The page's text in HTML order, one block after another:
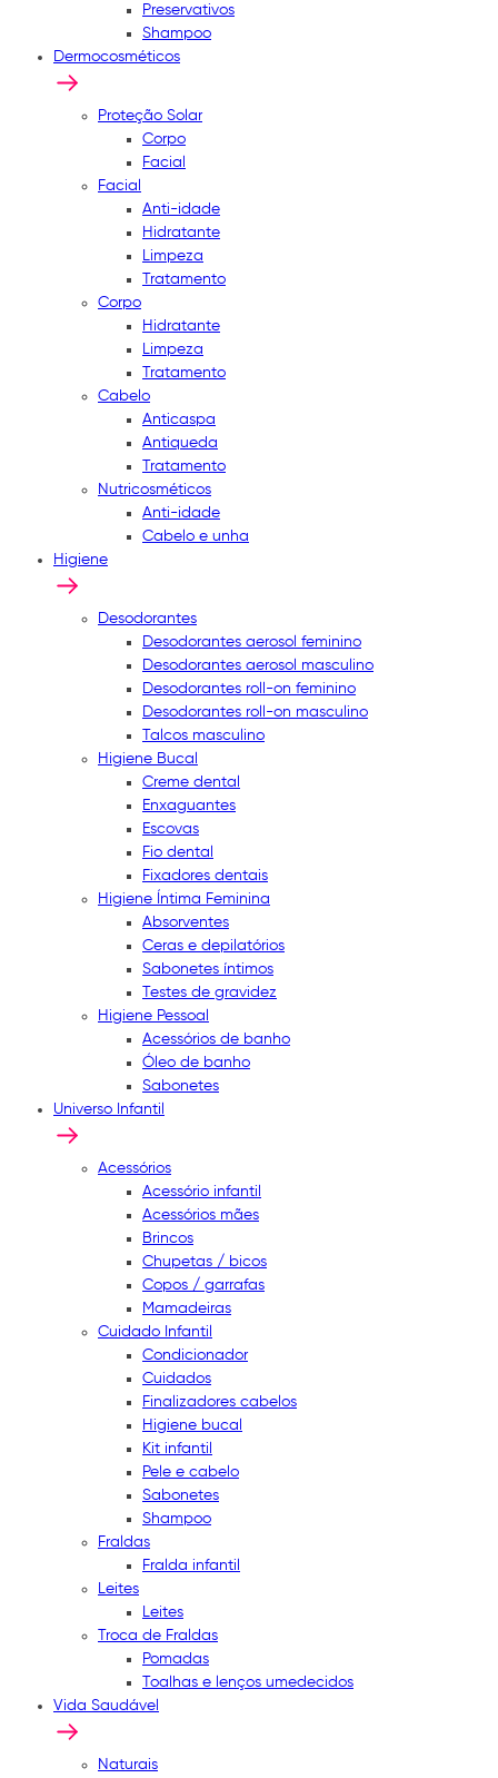
Preservativos
Shampoo
Dermocosméticos
Proteção Solar
Corpo
Facial
Facial
Anti-idade
Hidratante
Limpeza
Tratamento
Corpo
Hidratante
Limpeza
Tratamento
Cabelo
Anticaspa
Antiqueda
Tratamento
Nutricosméticos
Anti-idade
Cabelo e unha
Higiene
Desodorantes
Desodorantes aerosol feminino
Desodorantes aerosol masculino
Desodorantes roll-on feminino
Desodorantes roll-on masculino
Talcos masculino
Higiene Bucal
Creme dental
Enxaguantes
Escovas
Fio dental
Fixadores dentais
Higiene Íntima Feminina
Absorventes
Ceras e depilatórios
Sabonetes íntimos
Testes de gravidez
Higiene Pessoal
Acessórios de banho
Óleo de banho
Sabonetes
Universo Infantil
Acessórios
Acessório infantil
Acessórios mães
Brincos
Chupetas / bicos
Copos / garrafas
Mamadeiras
Cuidado Infantil
Condicionador
Cuidados
Finalizadores cabelos
Higiene bucal
Kit infantil
Pele e cabelo
Sabonetes
Shampoo
Fraldas
Fralda infantil
Leites
Leites
Troca de Fraldas
Pomadas
Toalhas e lenços umedecidos
Vida Saudável
Naturais